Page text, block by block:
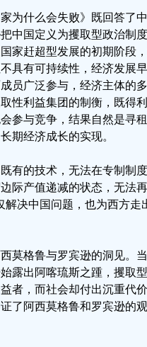
为什么会失败》既回答了
中国定义为攫取型政治制
家赶超型发展的初期阶段
具有可持续性，经济发展
员广泛参与，经济主体的
性利益集团的制衡，既得
参与竞争，结果自然是寻
期经济成长的实现。
有的技术，无法在专制制
际产值递减的状态，无法
决中国问题，也为西方走
莫格鲁与罗宾逊的洞见。
露出阿喀琉斯之踵，攫取
者，而社会却付出沉重代
了阿西莫格鲁和罗宾逊的